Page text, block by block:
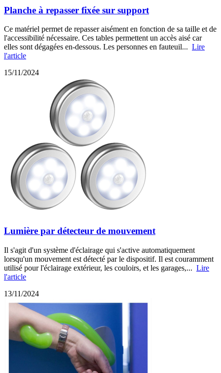
Planche à repasser fixée sur support
Ce matériel permet de repasser aisément en fonction de sa taille et de
l'accessibilité nécessaire. Ces tables permettent un accès aisé car
elles sont dégagées en-dessous. Les personnes en fauteuil... Lire
l'article
15/11/2024
Lumière par détecteur de mouvement
Il s'agit d'un système d'éclairage qui s'active automatiquement
lorsqu'un mouvement est détecté par le dispositif. Il est couramment
utilisé pour l'éclairage extérieur, les couloirs, et les garages,... Lire
l'article
13/11/2024